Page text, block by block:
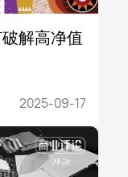
解高净值
2025-09-17